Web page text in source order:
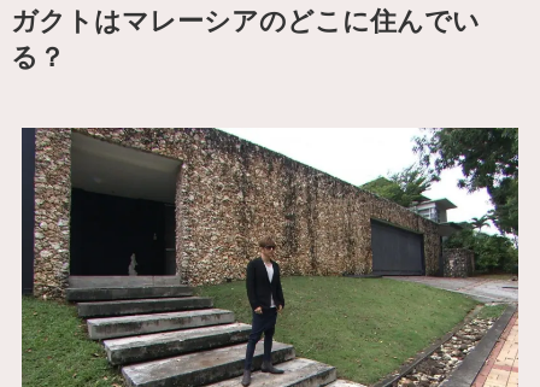
ガクトはマレーシアのどこに住んでい
る？